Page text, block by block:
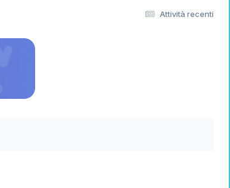
Attività recenti